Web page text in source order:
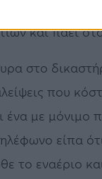
σε επίγειες
και πάει
στο
που
ένα με
είπα
το εναέριο